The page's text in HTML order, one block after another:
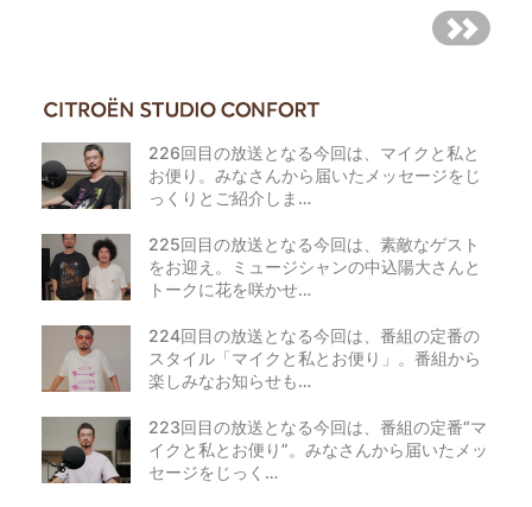
226回目の放送となる今回は、マイクと私と
お便り。みなさんから届いたメッセージをじ
っくりとご紹介しま…
225回目の放送となる今回は、素敵なゲスト
をお迎え。ミュージシャンの中込陽大さんと
トークに花を咲かせ…
224回目の放送となる今回は、番組の定番の
スタイル「マイクと私とお便り」。番組から
楽しみなお知らせも…
223回目の放送となる今回は、番組の定番“マ
イクと私とお便り”。みなさんから届いたメッ
セージをじっく…